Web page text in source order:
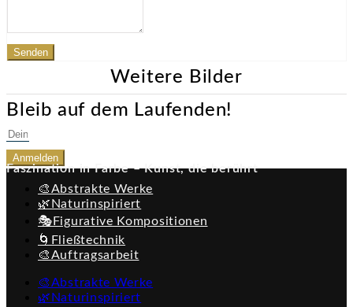
Senden
Weitere Bilder
Bleib auf dem Laufenden!
Anmelden
Faszination in Farbe – Kunst, die berührt
🎨Abstrakte Werke
🌿Naturinspiriert
🎭Figurative Kompositionen
🌀Fließtechnik
🎨Auftragsarbeit
🎨Abstrakte Werke
🌿Naturinspiriert